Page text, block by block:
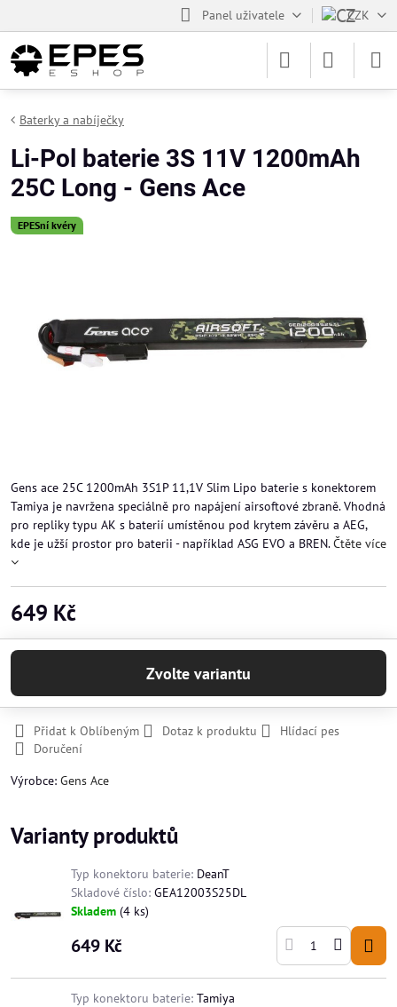
Panel uživatele CZK
EPESní kvéry
Baterky a nabíječky
Li-Pol baterie 3S 11V 1200mAh
25C Long - Gens Ace
Gens ace 25C 1200mAh 3S1P 11,1V Slim Lipo baterie s konektorem
Tamiya je navržena speciálně pro napájení airsoftové zbraně. Vhodná
pro repliky typu AK s baterií umístěnou pod krytem závěru a AEG,
kde je užší prostor pro baterii - například ASG EVO a BREN.Čtěte více
649 Kč
Zvolte variantu
Přidat k Oblíbeným Dotaz k produktu
Hlídací pes
Doručení
Výrobce: Gens Ace
Varianty produktů
Typ konektoru baterie: DeanT
Skladové číslo: GEA12003S25DL
Skladem (4 ks)
649 Kč
Typ konektoru baterie: Tamiya